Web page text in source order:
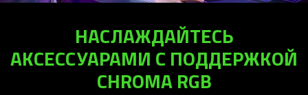
НАСЛАЖДАЙТЕСЬ
АКСЕССУАРАМИ С ПОДДЕРЖКОЙ
CHROMA RGB